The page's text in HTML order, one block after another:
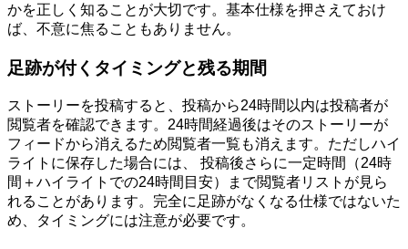
かを正しく知ることが大切です。基本仕様を押さえておけ
ば、不意に焦ることもありません。
足跡が付くタイミングと残る期間
ストーリーを投稿すると、投稿から24時間以内は投稿者が
閲覧者を確認できます。24時間経過後はそのストーリーが
フィードから消えるため閲覧者一覧も消えます。ただしハイ
ライトに保存した場合には、 投稿後さらに一定時間（24時
間＋ハイライトでの24時間目安）まで閲覧者リストが見ら
れることがあります。完全に足跡がなくなる仕様ではないた
め、タイミングには注意が必要です。